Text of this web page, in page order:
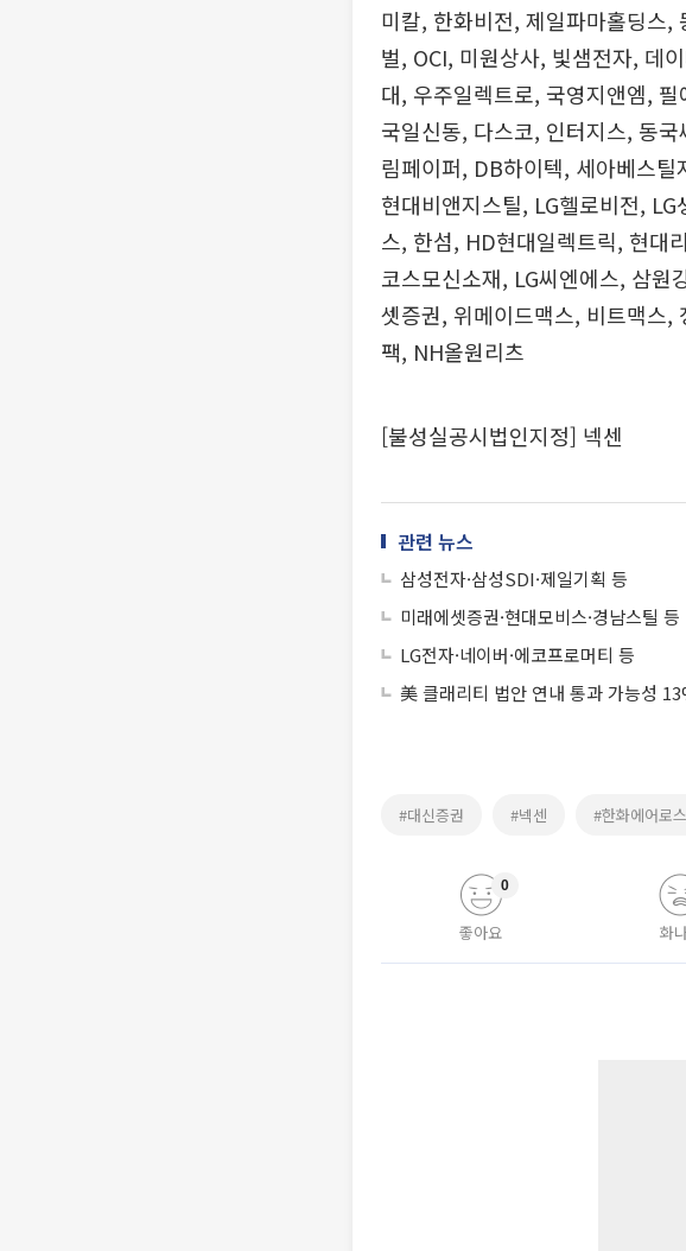
미칼, 한화비전, 제일파마홀딩스,
벌, OCI, 미원상사, 빛샘전자, 데
대, 우주일렉트로, 국영지앤엠,
국일신동, 다스코, 인터지스, 동
림페이퍼, DB하이텍, 세아베스
현대비앤지스틸, LG헬로비전,
스, 한섬, HD현대일렉트릭, 현대
코스모신소재, LG씨엔에스, 삼원
셋증권, 위메이드맥스, 비트맥스,
팩, NH올원리츠
[불성실공시법인지정] 넥센
관련 뉴스
삼성전자·삼성SDI·제일기획 등
미래에셋증권·현대모비스·경남스틸 등
LG전자·네이버·에코프로머티 등
美 클래리티 법안 연내 통과 가능성
#대신증권 #넥센 #한화에어로
좋아요
0
화